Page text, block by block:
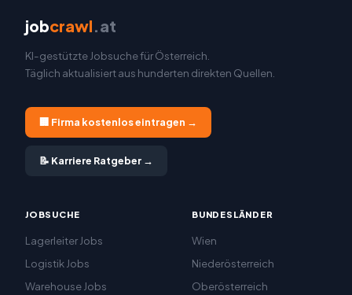
jobcrawl.at
KI-gestützte Jobsuche für Österreich.
Täglich aktualisiert aus hunderten direkten Quellen.
🏢 Firma kostenlos eintragen →
📝 Karriere Ratgeber →
JOBSUCHE
Lagerleiter Jobs
Logistik Jobs
Warehouse Jobs
BUNDESLÄNDER
Wien
Niederösterreich
Oberösterreich